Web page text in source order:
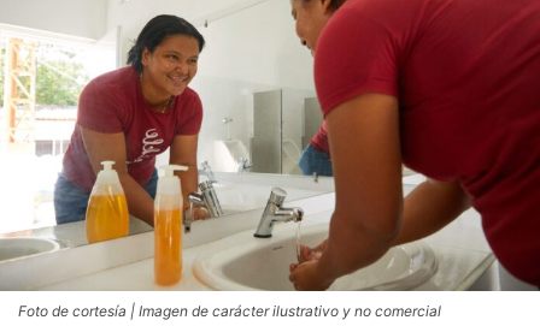
Foto de cortesía | Imagen de carácter ilustrativo y no comercial